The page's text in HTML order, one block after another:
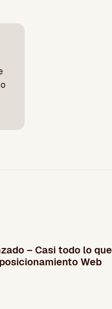
– Casi todo lo que
Web